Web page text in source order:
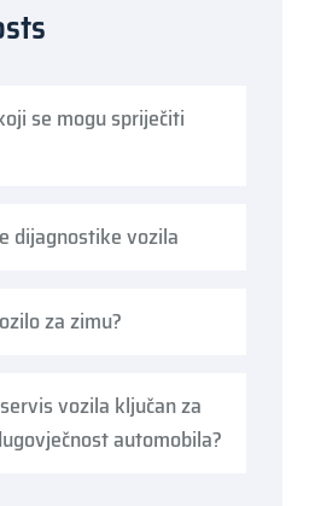
se mogu spriječiti
dijagnostike vozila
za zimu?
vozila ključan za
automobila?